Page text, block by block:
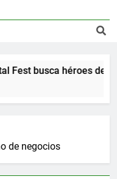
Fest busca héroes de
de negocios